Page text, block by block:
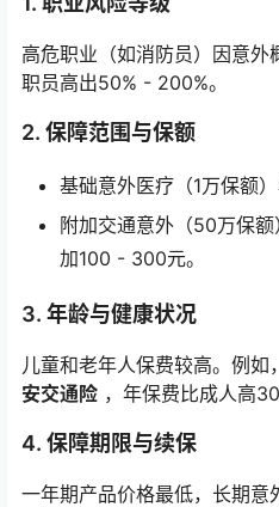
高危职业（如消防员）因意外
职员高出50% - 200%。
2. 保障范围与保额
基础意外医疗（1万保额
附加交通意外（50万保
加100 - 300元。
3. 年龄与健康状况
儿童和老年人保费较高。例
安交通险 ，年保费比成人高
4. 保障期限与续保
一年期产品价格最低，长期意